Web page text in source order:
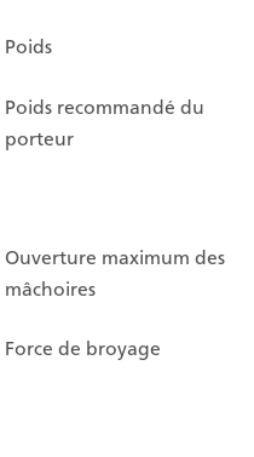
Poids
Poids recommandé du
porteur
Ouverture maximum des
mâchoires
Force de broyage